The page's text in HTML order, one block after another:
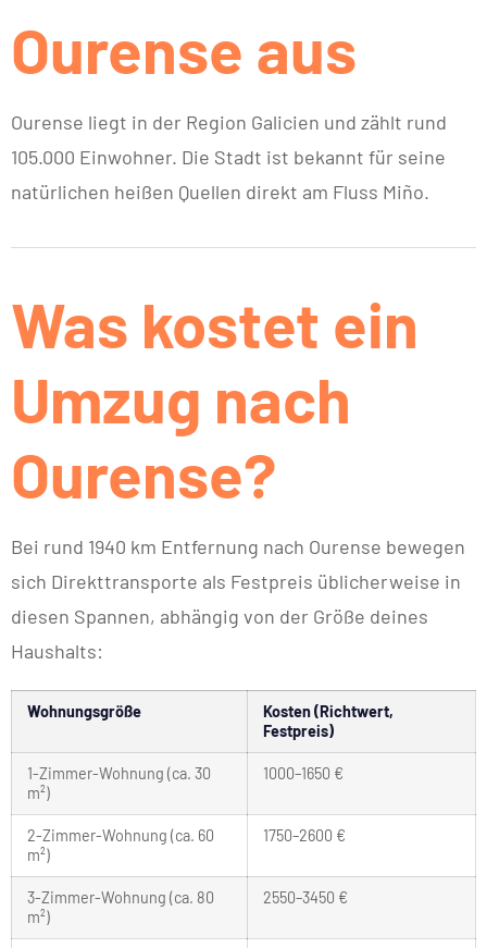
Ourense aus
Ourense liegt in der Region Galicien und zählt rund
105.000 Einwohner. Die Stadt ist bekannt für seine
natürlichen heißen Quellen direkt am Fluss Miño.
Was kostet ein
Umzug nach
Ourense?
Bei rund 1940 km Entfernung nach Ourense bewegen
sich Direkttransporte als Festpreis üblicherweise in
diesen Spannen, abhängig von der Größe deines
Haushalts:
Wohnungsgröße
Kosten (Richtwert,
Festpreis)
1-Zimmer-Wohnung (ca. 30
m²)
1000–1650 €
2-Zimmer-Wohnung (ca. 60
m²)
1750–2600 €
3-Zimmer-Wohnung (ca. 80
m²)
2550–3450 €